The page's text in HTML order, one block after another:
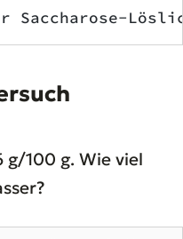
Saccharose-
g/100 g. Wie viel